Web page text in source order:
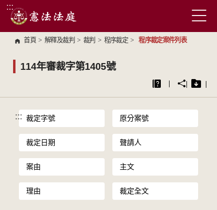
跳到主要內容區塊
:::
首頁 > 解釋及裁判 > 裁判 > 程序裁定 > 程序裁定案件列表
114年審裁字第1405號
::: 裁定字號 原分案號
裁定日期 聲請人
案由 主文
理由 裁定全文